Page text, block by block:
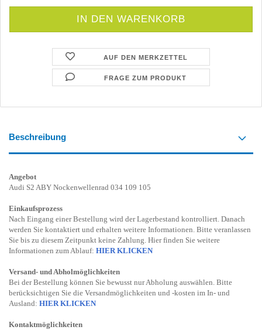
AUF DEN MERKZETTEL
FRAGE ZUM PRODUKT
Beschreibung
Angebot
Audi S2 ABY Nockenwellenrad 034 109 105
Einkaufsprozess
Nach Eingang einer Bestellung wird der Lagerbestand kontrolliert. Danach
werden Sie kontaktiert und erhalten weitere Informationen. Bitte veranlassen
Sie bis zu diesem Zeitpunkt keine Zahlung. Hier finden Sie weitere
Informationen zum Ablauf: HIER KLICKEN
Versand- und Abholmöglichkeiten
Bei der Bestellung können Sie bewusst nur Abholung auswählen. Bitte
berücksichtigen Sie die Versandmöglichkeiten und -kosten im In- und
Ausland: HIER KLICKEN
Kontaktmöglichkeiten